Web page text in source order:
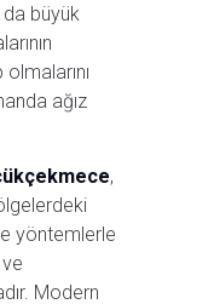
büyük
ağız
,
yöntemlerle
ve
Modern